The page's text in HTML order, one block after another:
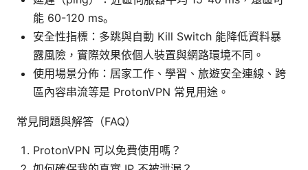
能 60-120 ms。
安全性指標：多跳與自動 Kill Switch 能降低資料暴
露風險，實際效果依個人裝置與網路環境不同。
使用場景分佈：居家工作、學習、旅遊安全連線、跨
區內容串流等是 ProtonVPN 常見用途。
常見問題與解答（FAQ）
ProtonVPN 可以免費使用嗎？